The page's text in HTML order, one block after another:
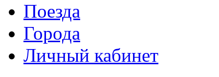
Поезда
Города
Личный кабинет